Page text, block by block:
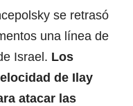
se retrasó
una línea de
Israel. Los
de Ilay
atacar las